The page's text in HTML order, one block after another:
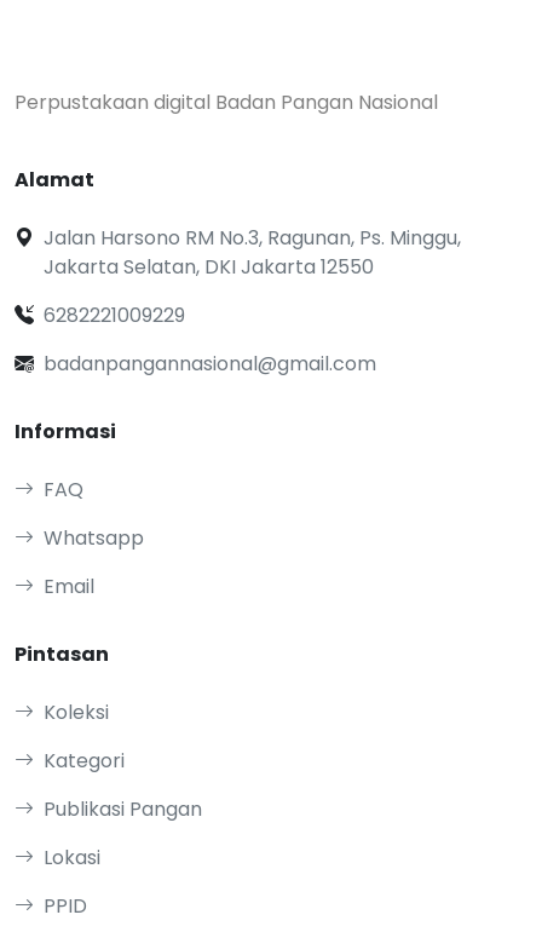
Perpustakaan digital Badan Pangan Nasional
Alamat
Jalan Harsono RM No.3, Ragunan, Ps. Minggu,
Jakarta Selatan, DKI Jakarta 12550
6282221009229
badanpangannasional@gmail.com
Informasi
FAQ
Whatsapp
Email
Pintasan
Koleksi
Kategori
Publikasi Pangan
Lokasi
PPID